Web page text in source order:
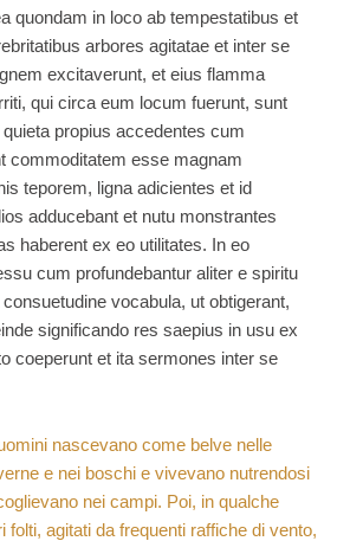
quondam in loco ab tempestatibus et
arbores agitatae et inter se
excitaverunt, et eius flamma
qui circa eum locum fuerunt, sunt
propius accedentes cum
commoditatem esse magnam
teporem, ligna adicientes et id
adducebant et nutu monstrantes
haberent ex eo utilitates. In eo
cum profundebantur aliter e spiritu
vocabula, ut obtigerant,
significando res saepius in usu ex
coeperunt et ita sermones inter se
nascevano come belve nelle
e nei boschi e vivevano nutrendosi
nei campi. Poi, in qualche
folti, agitati da frequenti raffiche di vento,